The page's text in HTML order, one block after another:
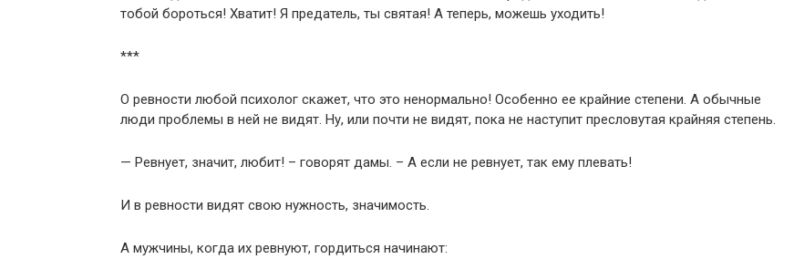
тобой бороться! Хватит! Я предатель, ты святая! А теперь, можешь уходить!
***
О ревности любой психолог скажет, что это ненормально! Особенно ее крайние степени. А обычные
люди проблемы в ней не видят. Ну, или почти не видят, пока не наступит пресловутая крайняя степень.
— Ревнует, значит, любит! – говорят дамы. – А если не ревнует, так ему плевать!
И в ревности видят свою нужность, значимость.
А мужчины, когда их ревнуют, гордиться начинают: